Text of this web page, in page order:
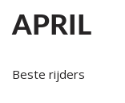
APRIL
Beste rijders